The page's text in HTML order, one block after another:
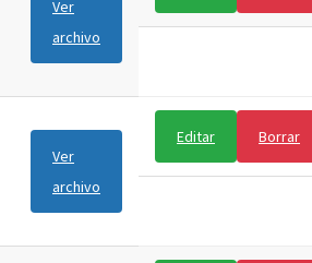
Ver
archivo
Ver
archivo
Editar Borrar